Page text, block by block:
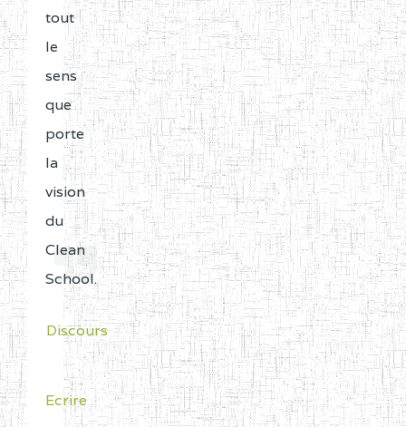
tout
le
sens
que
porte
la
vision
du
Clean
School.
Discours
Ecrire